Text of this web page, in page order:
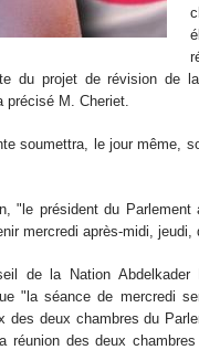
du projet de révision de
précisé M. Cheriet.
soumettra, le jour même,
"le président du
mercredi après-midi,
de la Nation
"la séance de mercredi
des deux chambres du
réunion des deux